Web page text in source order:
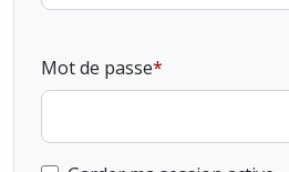
Mot de passe